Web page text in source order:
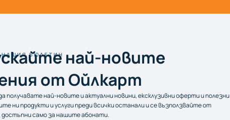
БЮЛЕТИН
най-новите
от Ойлкарт
получавате най-новите и актуални новини, ексклузивни оферти и полезни
ни продукти и услуги преди всички останали и се възползвайте от
достъпни само за нашите абонати.